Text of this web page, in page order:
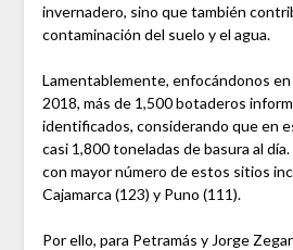
invernadero, sino que también
contaminación del suelo y el agua.
Lamentablemente, enfocándonos en
2018, más de 1,500 botaderos
identificados, considerando que en
casi 1,800 toneladas de basura al
con mayor número de estos sitios
Cajamarca (123) y Puno (111).
Por ello, para Petramás y Jorge